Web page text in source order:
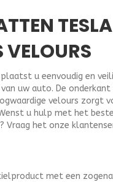
TESLA
VELOURS
u eenvoudig en
uw auto. De onderkant
velours zorgt
u hulp met het
Vraag het onze
met een